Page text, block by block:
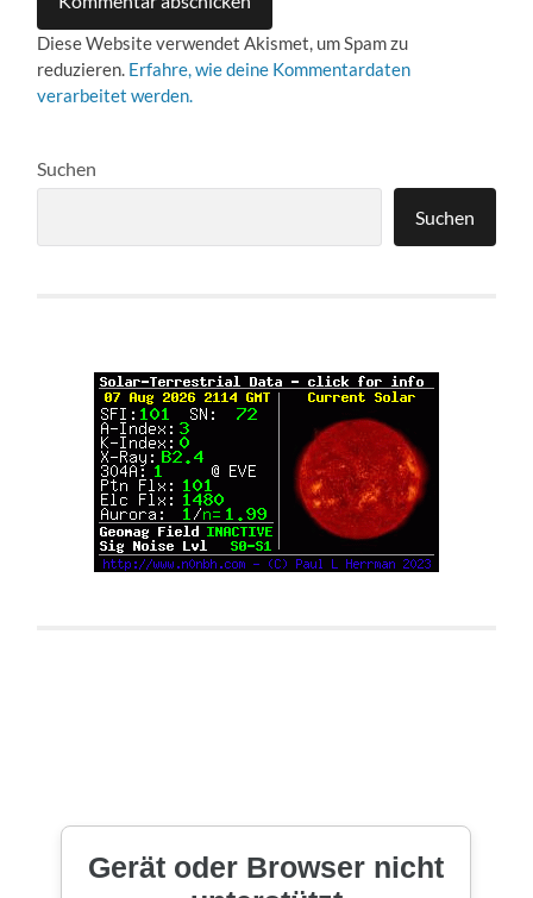
Diese Website verwendet Akismet, um Spam zu
reduzieren. Erfahre, wie deine Kommentardaten
verarbeitet werden.
Suchen
Suchen